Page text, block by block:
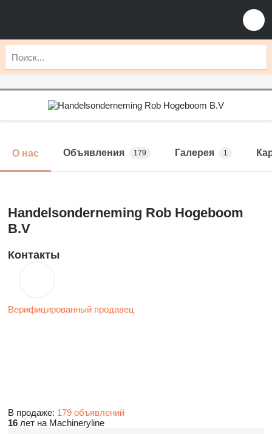
О нас Объявления 179 Галерея 1
Handelsonderneming Rob Hogeboom
B.V
Контакты
Верифицированный продавец
В продаже: 179 объявлений
16 лет на Machineryline